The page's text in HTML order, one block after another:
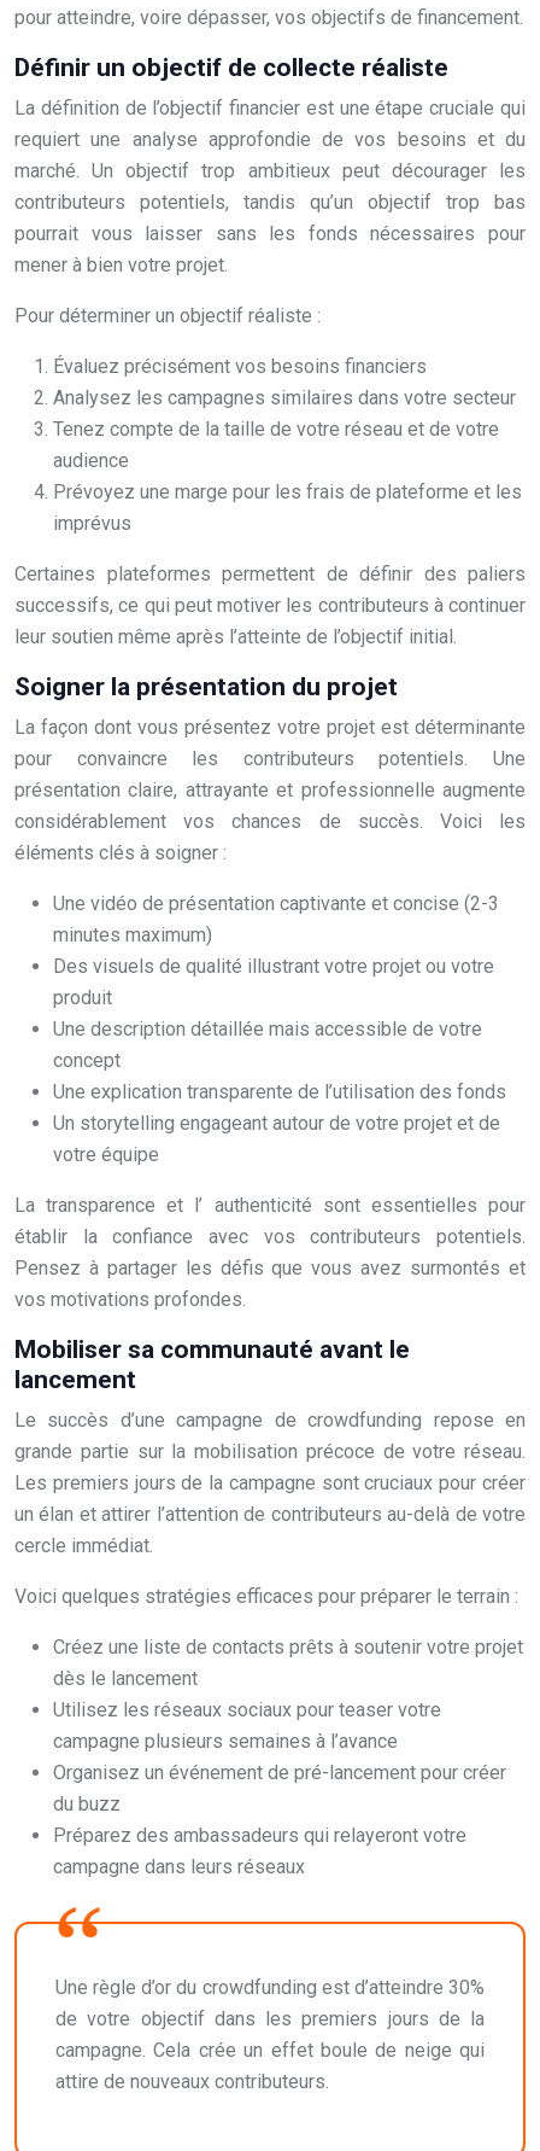
pour atteindre, voire dépasser, vos objectifs de financement.
Définir un objectif de collecte réaliste
La définition de l’objectif financier est une étape cruciale qui
requiert une analyse approfondie de vos besoins et du
marché. Un objectif trop ambitieux peut décourager les
contributeurs potentiels, tandis qu’un objectif trop bas
pourrait vous laisser sans les fonds nécessaires pour
mener à bien votre projet.
Pour déterminer un objectif réaliste :
Évaluez précisément vos besoins financiers
Analysez les campagnes similaires dans votre secteur
Tenez compte de la taille de votre réseau et de votre
audience
Prévoyez une marge pour les frais de plateforme et les
imprévus
Certaines plateformes permettent de définir des paliers
successifs, ce qui peut motiver les contributeurs à continuer
leur soutien même après l’atteinte de l’objectif initial.
Soigner la présentation du projet
La façon dont vous présentez votre projet est déterminante
pour convaincre les contributeurs potentiels. Une
présentation claire, attrayante et professionnelle augmente
considérablement vos chances de succès. Voici les
éléments clés à soigner :
Une vidéo de présentation captivante et concise (2-3
minutes maximum)
Des visuels de qualité illustrant votre projet ou votre
produit
Une description détaillée mais accessible de votre
concept
Une explication transparente de l’utilisation des fonds
Un storytelling engageant autour de votre projet et de
votre équipe
La transparence et l’ authenticité sont essentielles pour
établir la confiance avec vos contributeurs potentiels.
Pensez à partager les défis que vous avez surmontés et
vos motivations profondes.
Mobiliser sa communauté avant le
lancement
Le succès d’une campagne de crowdfunding repose en
grande partie sur la mobilisation précoce de votre réseau.
Les premiers jours de la campagne sont cruciaux pour créer
un élan et attirer l’attention de contributeurs au-delà de votre
cercle immédiat.
Voici quelques stratégies efficaces pour préparer le terrain :
Créez une liste de contacts prêts à soutenir votre projet
dès le lancement
Utilisez les réseaux sociaux pour teaser votre
campagne plusieurs semaines à l’avance
Organisez un événement de pré-lancement pour créer
du buzz
Préparez des ambassadeurs qui relayeront votre
campagne dans leurs réseaux
Une règle d’or du crowdfunding est d’atteindre 30%
de votre objectif dans les premiers jours de la
campagne. Cela crée un effet boule de neige qui
attire de nouveaux contributeurs.